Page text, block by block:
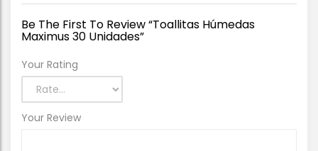
Be The First To Review “Toallitas Húmedas
Maximus 30 Unidades”
Your Rating
Your Review